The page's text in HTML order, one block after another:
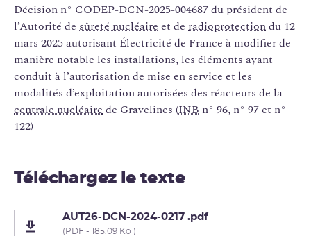
Décision n° CODEP-DCN-2025-004687 du président de
l’Autorité de sûreté nucléaire et de radioprotectiondu 12
mars 2025 autorisant Électricité de France à modifier de
manière notable les installations, les éléments ayant
conduit à l’autorisation de mise en service et les
modalités d’exploitation autorisées des réacteurs de la
centrale nucléairede Gravelines (INB n° 96, n° 97 et n°
122)
Téléchargez le texte
AUT26-DCN-2024-0217 .pdf
(PDF - 185.09 Ko )